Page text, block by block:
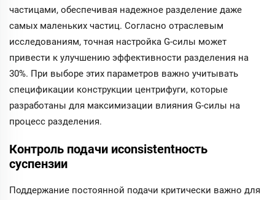
частицами, обеспечивая надежное разделение даже
самых маленьких частиц. Согласно отраслевым
исследованиям, точная настройка G-силы может
привести к улучшению эффективности разделения на
30%. При выборе этих параметров важно учитывать
спецификации конструкции центрифуги, которые
разработаны для максимизации влияния G-силы на
процесс разделения.
Контроль подачи иconsistentность
суспензии
Поддержание постоянной подачи критически важно для